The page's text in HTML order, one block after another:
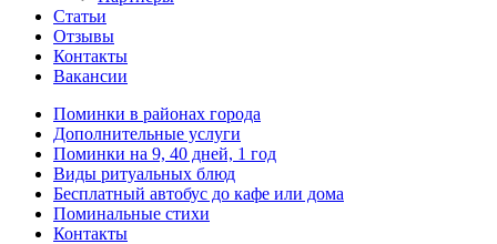
Статьи
Отзывы
Контакты
Вакансии
Поминки в районах города
Дополнительные услуги
Поминки на 9, 40 дней, 1 год
Виды ритуальных блюд
Бесплатный автобус до кафе или дома
Поминальные стихи
Контакты